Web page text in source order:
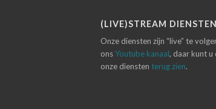
(LIVE)STREAM DIENSTEN
Onze diensten zijn “live” te
onsYoutube kanaal, daar kunt u
onze diensten terug zien.